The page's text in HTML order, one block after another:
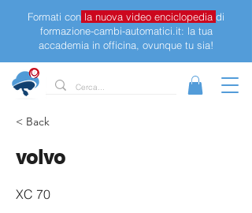
Formati con la nuova video enciclopedia di
formazione-cambi-automatici.it: la tua
accademia in officina, ovunque tu sia!
< Back
volvo
XC 70